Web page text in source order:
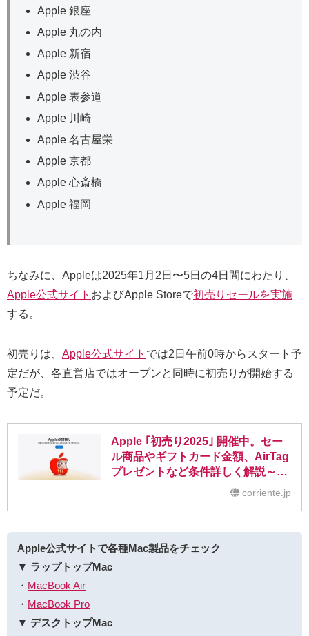
Apple 銀座
Apple 丸の内
Apple 新宿
Apple 渋谷
Apple 表参道
Apple 川崎
Apple 名古屋栄
Apple 京都
Apple 心斎橋
Apple 福岡
ちなみに、Appleは2025年1月2日〜5日の4日間にわたり、
Apple公式サイト およびApple Storeで初売りセールを実施
する。
初売りは、 Apple公式サイト では2日午前0時からスタート予
定だが、各直営店ではオープンと同時に初売りが開始する
予定だ。
Apple ｢初売り2025｣ 開催中。セー
ル商品やギフトカード金額、AirTag
プレゼントなど条件詳しく解説～福
corriente.jp
Apple公式サイトで各種Mac製品をチェック
▼ ラップトップMac
・ MacBook Air
・ MacBook Pro
▼ デスクトップMac